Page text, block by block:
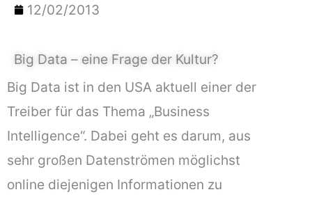
12/02/2013
Big Data – eine Frage der Kultur?
Big Data ist in den USA aktuell einer der
Treiber für das Thema „Business
Intelligence“. Dabei geht es darum, aus
sehr großen Datenströmen möglichst
online diejenigen Informationen zu